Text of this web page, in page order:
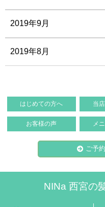
2019年9月
2019年8月
はじめての方へ 当
お客様の声 メ
ご予
NINa 西宮の